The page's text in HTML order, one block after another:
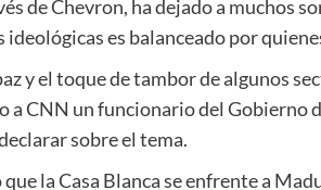
de Chevron, ha dejado a muchos
ideológicas es balanceado por
y el toque de tambor de algunos
a CNN un funcionario del
sobre el tema.
la Casa Blanca se enfrente a